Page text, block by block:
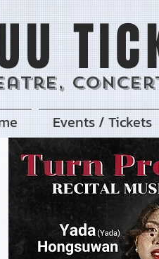
Events / Tickets